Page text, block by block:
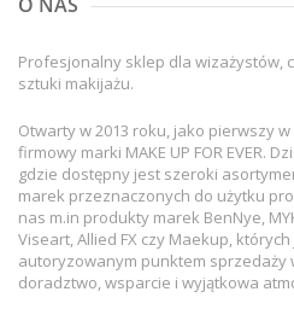
O NAS
Profesjonalny sklep dla wizażystów,
sztuki makijażu.
Otwarty w 2013 roku, jako pierwszy
firmowy marki MAKE UP FOR EVER.
gdzie dostępny jest szeroki
marek przeznaczonych do użytku
nas m.in produkty marek BenNye,
Viseart, Allied FX czy Maekup,
autoryzowanym punktem sprzedaży
doradztwo, wsparcie i wyjątkowa